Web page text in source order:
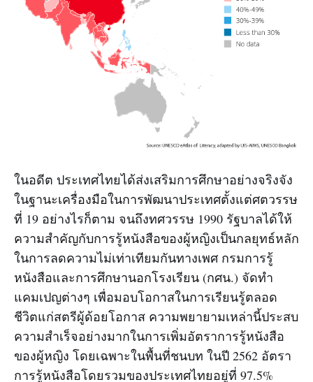
ในอดีต ประเทศไทยได้ส่งเสริมการศึกษาอย่างจริงจัง
ในฐานะเครื่องมือในการพัฒนาประเทศตั้งแต่ศตวรรษ
ที่ 19 อย่างไรก็ตาม จนถึงทศวรรษ 1990 รัฐบาลได้ให้
ความสำคัญกับการรู้หนังสือของผู้หญิงเป็นกลยุทธ์หลัก
ในการลดความไม่เท่าเทียมกันทางเพศ กรมการรู้
หนังสือและการศึกษานอกโรงเรียน (กศน.) จัดทำ
แคมเปญต่างๆ เพื่อมอบโอกาสในการเรียนรู้ตลอด
ชีวิตแก่สตรีผู้ด้อยโอกาส ความพยายามเหล่านี้ประสบ
ความสำเร็จอย่างมากในการเพิ่มอัตราการรู้หนังสือ
ของผู้หญิง โดยเฉพาะในพื้นที่ชนบท ในปี 2562 อัตรา
การรู้หนังสือโดยรวมของประเทศไทยอยู่ที่ 97.5%